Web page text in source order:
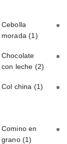
Cebolla
morada(1)
Chocolate
con leche (2)
Col china (1)
Comino en
grano (1)